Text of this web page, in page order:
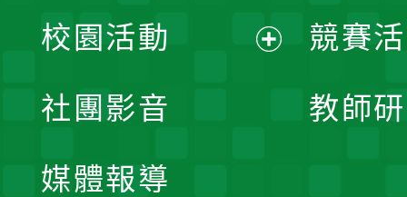
競賽
教師
開
校園活動
社團影音
媒體報導